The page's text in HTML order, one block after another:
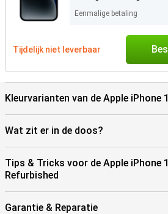
Eenmalige betaling
Tijdelijk niet leverbaar
Kleurvarianten van de Apple iPhone
Wat zit er in de doos?
Tips & Tricks voor de Apple iPhone
Refurbished
Garantie & Reparatie